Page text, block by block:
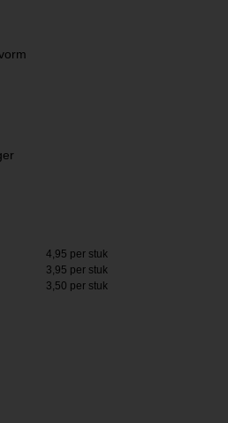
4,95 per stuk
3,95 per stuk
3,50 per stuk